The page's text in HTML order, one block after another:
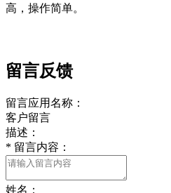
高，操作简单。
留言反馈
留言应用名称：
客户留言
描述：
* 留言内容：
姓名：